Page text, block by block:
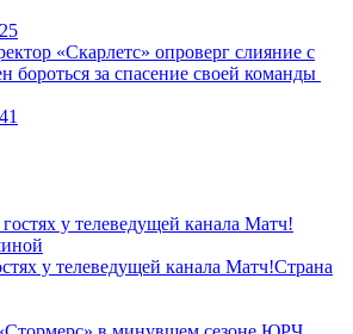
«Скарлетс» опроверг слияние с
бороться за спасение своей команды
у телеведущей канала Матч!Страна